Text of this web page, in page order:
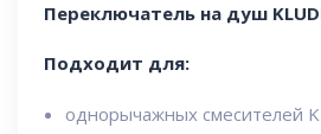
Переключатель на душ
Подходит для:
однорычажных смесителей